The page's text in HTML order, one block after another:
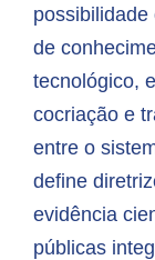
de
tecnológico,
cocriação e
entre o
define
evidência
públicas